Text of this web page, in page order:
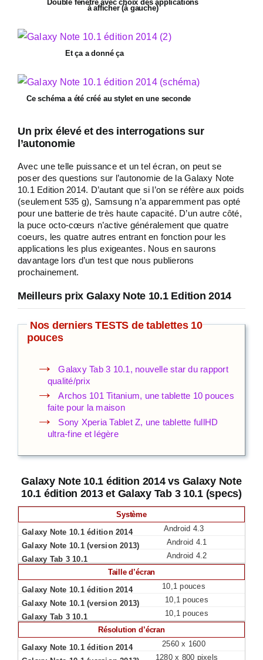
Double fenêtre avec choix des applications
à afficher (à gauche)
Et ça a donné ça
Ce schéma a été créé au stylet en une seconde
Un prix élevé et des interrogations sur
l’autonomie
Avec une telle puissance et un tel écran, on peut se
poser des questions sur l’autonomie de la Galaxy Note
10.1 Edition 2014. D’autant que si l’on se réfère aux poids
(seulement 535 g), Samsung n’a apparemment pas opté
pour une batterie de très haute capacité. D’un autre côté,
la puce octo-cœurs n’active généralement que quatre
coeurs, les quatre autres entrant en fonction pour les
applications les plus exigeantes. Nous en saurons
davantage lors d’un test que nous publierons
prochainement.
Meilleurs prix Galaxy Note 10.1 Edition 2014
Nos derniers TESTS de tablettes 10
pouces
Galaxy Tab 3 10.1, nouvelle star du rapport
qualité/prix
Archos 101 Titanium, une tablette 10 pouces
faite pour la maison
Sony Xperia Tablet Z, une tablette fullHD
ultra-fine et légère
Galaxy Note 10.1 édition 2014 vs Galaxy Note
10.1 édition 2013 et Galaxy Tab 3 10.1 (specs)
Système
Android 4.3
Android 4.1
Android 4.2
Taille d’écran
10,1 pouces
10,1 pouces
10,1 pouces
Résolution d’écran
2560 x 1600
1280 x 800 pixels